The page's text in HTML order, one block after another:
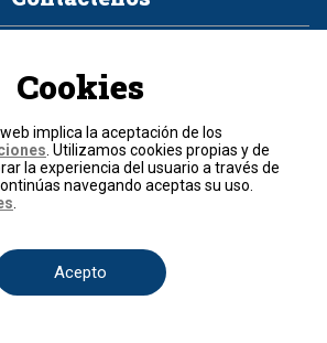
Política de cookies
Términos y condiciones
© 2026, RCN Medios.
los derechos reservados.
Cookies
implica la aceptación de los
. Utilizamos cookies propias y de
la experiencia del usuario a través de
navegando aceptas su uso.
Acepto